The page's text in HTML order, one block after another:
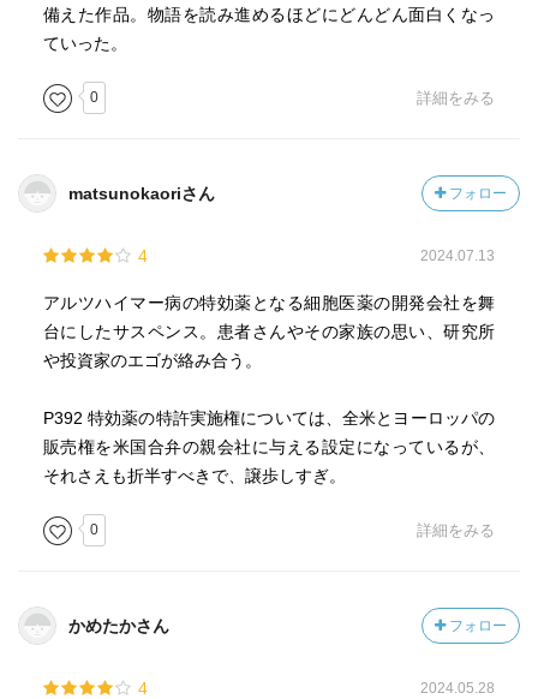
備えた作品。物語を読み進めるほどにどんどん面白くなっ
ていった。
0 詳細をみる
matsunokaoriさん フォロー
4 2024.07.13
アルツハイマー病の特効薬となる細胞医薬の開発会社を舞
台にしたサスペンス。患者さんやその家族の思い、研究所
や投資家のエゴが絡み合う。
P392 特効薬の特許実施権については、全米とヨーロッパの
販売権を米国合弁の親会社に与える設定になっているが、
それさえも折半すべきで、譲歩しすぎ。
0 詳細をみる
かめたかさん フォロー
4 2024.05.28